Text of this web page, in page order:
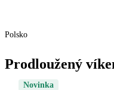
Polsko
Prodloužený
Novinka